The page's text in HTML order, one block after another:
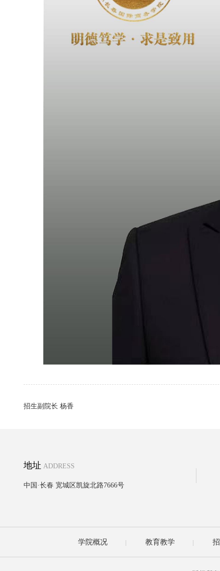
招生副院长 杨香
地址 ADDRESS
中国·长春 宽城区凯旋北路7666号
学院概况 | 教育教学 |